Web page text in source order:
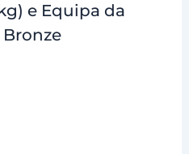
e Equipa da
Bronze